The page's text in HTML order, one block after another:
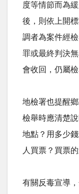
度等情節而為
後，則依上開
調者為案件經
罪或最終判決
會收回，仍屬檢
地檢署也提醒
檢舉時應清楚
地點？用多少
人買票？買票
有關反毒宣導